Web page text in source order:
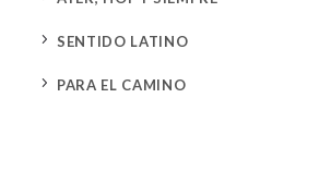
5 SENTIDO LATINO
5 PARA EL CAMINO